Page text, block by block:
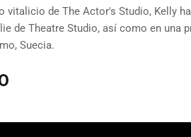
vitalicio de The Actor's Studio, Kelly
de Theatre Studio, así como en una
Suecia.